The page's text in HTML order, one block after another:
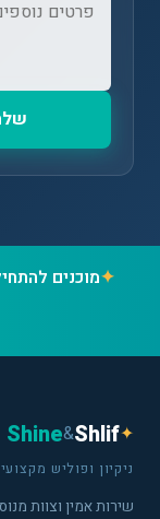
✦מוכנים
✦
Shlif
&
Shine
ניקיון ופוליש